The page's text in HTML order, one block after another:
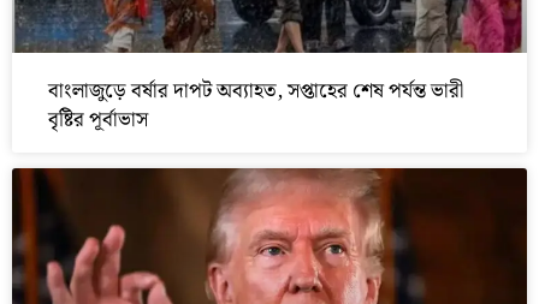
বাংলাজুড়ে বর্ষার দাপট অব্যাহত, সপ্তাহের শেষ পর্যন্ত ভারী
বৃষ্টির পূর্বাভাস